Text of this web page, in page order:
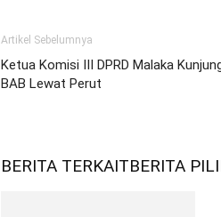
Artikel Sebelumnya
Ketua Komisi III DPRD Malaka
BAB Lewat Perut
BERITA TERKAITBERITA